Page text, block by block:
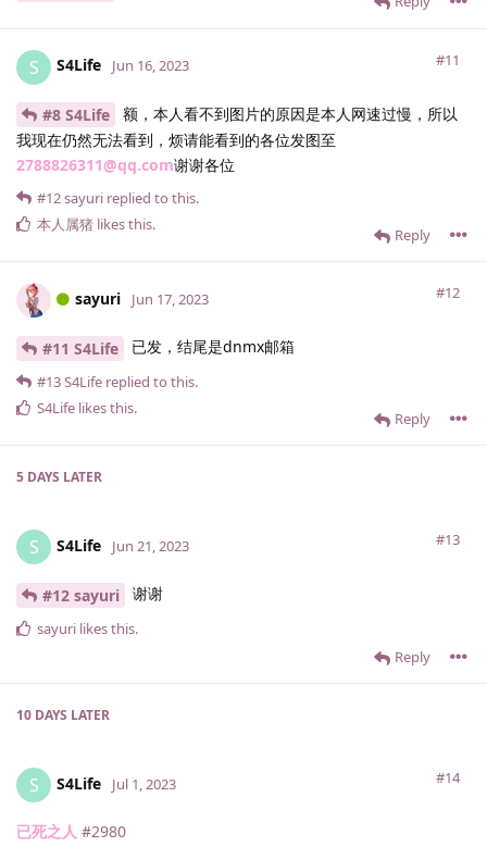
S S4Life #11
Jun 16, 2023
#8 S4Life
额，本人看不到图片的原因是本人网速过慢，所以
我现在仍然无法看到，烦请能看到的各位发图至
2788826311@qq.com谢谢各位
Reply
#12sayuri replied to this.
本人属猪 likes this.
sayuri #12
Jun 17, 2023
#11 S4Life 已发，结尾是dnmx邮箱
Reply
#13S4Life replied to this.
S4Life likes this.
5 DAYS LATER
S S4Life #13
Jun 21, 2023
#12 sayuri 谢谢
Reply
sayuri likes this.
10 DAYS LATER
S S4Life #14
Jul 1, 2023
已死之人 #2980